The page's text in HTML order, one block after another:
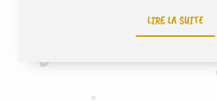
LIRE LA SUITE